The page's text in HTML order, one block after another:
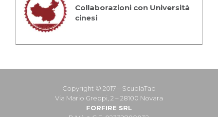
Collaborazioni con Università
cinesi
Copyright © 2017 – ScuolaTao
Via Mario Greppi, 2 – 28100 Novara
FORFIRE SRL